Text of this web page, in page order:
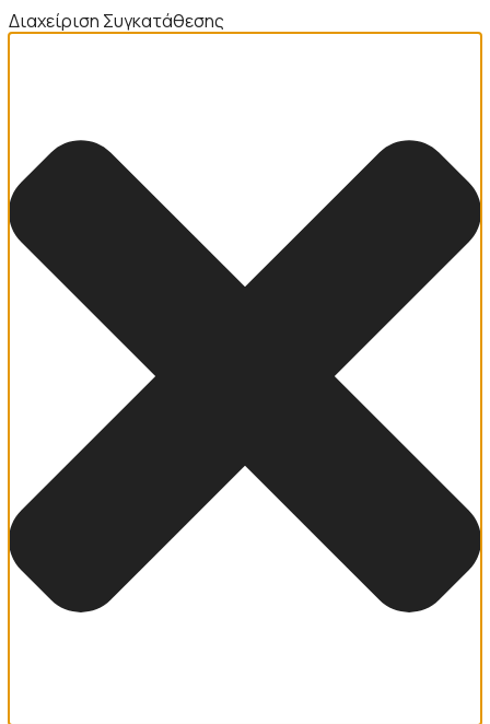
Διαχείριση Συγκατάθεσης